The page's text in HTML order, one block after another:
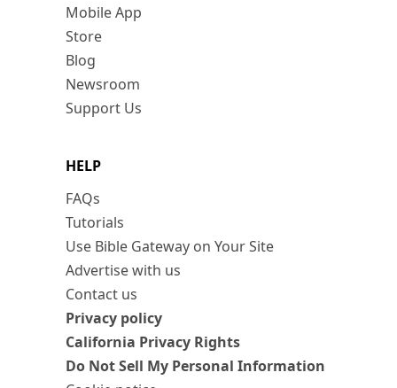
Mobile App
Store
Blog
Newsroom
Support Us
HELP
FAQs
Tutorials
Use Bible Gateway on Your Site
Advertise with us
Contact us
Privacy policy
California Privacy Rights
Do Not Sell My Personal Information